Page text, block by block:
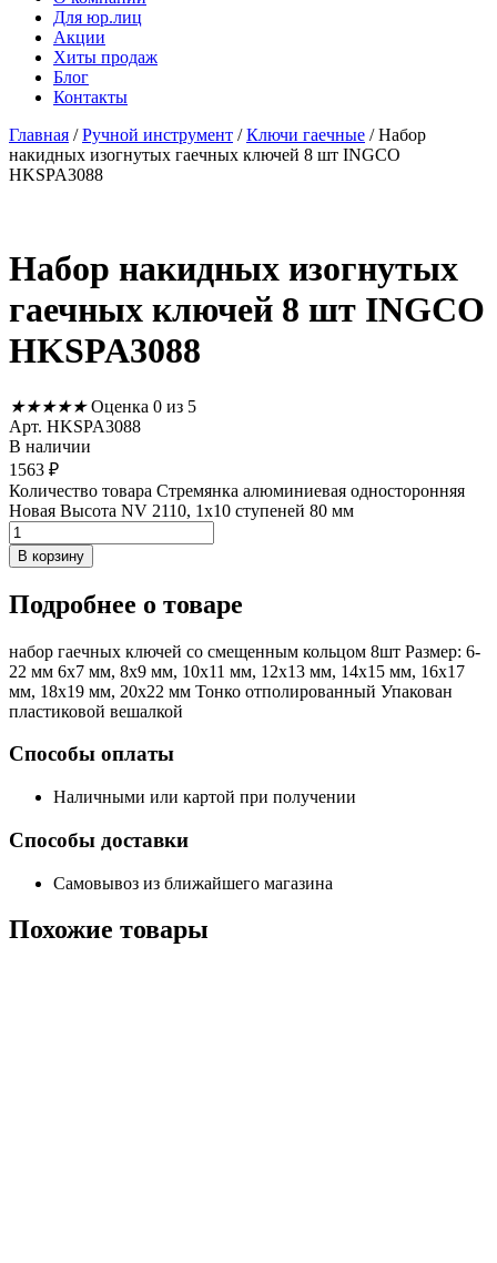
Для юр.лиц
Акции
Хиты продаж
Блог
Контакты
Главная /Ручной инструмент /Ключи гаечные / Набор
накидных изогнутых гаечных ключей 8 шт INGCO
HKSPA3088
Набор накидных изогнутых
гаечных ключей 8 шт INGCO
HKSPA3088
★★★★★ Оценка 0 из 5
Арт. HKSPA3088
В наличии
1563 ₽
Количество товара Стремянка алюминиевая односторонняя
Новая Высота NV 2110, 1х10 ступеней 80 мм
В корзину
Подробнее о товаре
набор гаечных ключей со смещенным кольцом 8шт Размер: 6-
22 мм 6x7 мм, 8x9 мм, 10x11 мм, 12x13 мм, 14x15 мм, 16x17
мм, 18x19 мм, 20x22 мм Тонко отполированный Упакован
пластиковой вешалкой
Способы оплаты
Наличными или картой при получении
Способы доставки
Самовывоз из ближайшего магазина
Похожие товары